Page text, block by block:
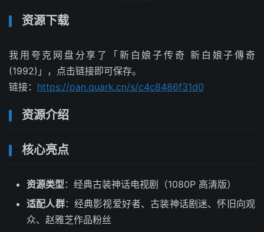
资源下载
我用夸克网盘分享了「新白娘子传奇 新白娘子傳奇
(1992)」，点击链接即可保存。
链接： https://pan.quark.cn/s/c4c8486f31d0
资源介绍
核心亮点
资源类型 ：经典古装神话电视剧（1080P 高清版）
适配人群：经典影视爱好者、古装神话剧迷、怀旧向观
众、赵雅芝作品粉丝